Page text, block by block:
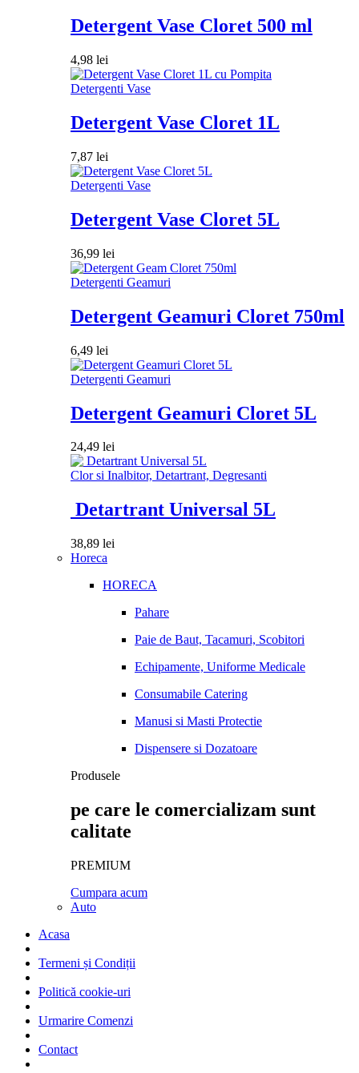
Detergent Vase Cloret 500 ml
4,98 lei
Detergenti Vase
Detergent Vase Cloret 1L
7,87 lei
Detergenti Vase
Detergent Vase Cloret 5L
36,99 lei
Detergenti Geamuri
Detergent Geamuri Cloret 750ml
6,49 lei
Detergenti Geamuri
Detergent Geamuri Cloret 5L
24,49 lei
Clor si Inalbitor, Detartrant, Degresanti
Detartrant Universal 5L
38,89 lei
Horeca
HORECA
Pahare
Paie de Baut, Tacamuri, Scobitori
Echipamente, Uniforme Medicale
Consumabile Catering
Manusi si Masti Protectie
Dispensere si Dozatoare
Produsele
pe care le comercializam sunt
calitate
PREMIUM
Cumpara acum
Auto
Acasa
Termeni și Condiții
Politică cookie-uri
Urmarire Comenzi
Contact